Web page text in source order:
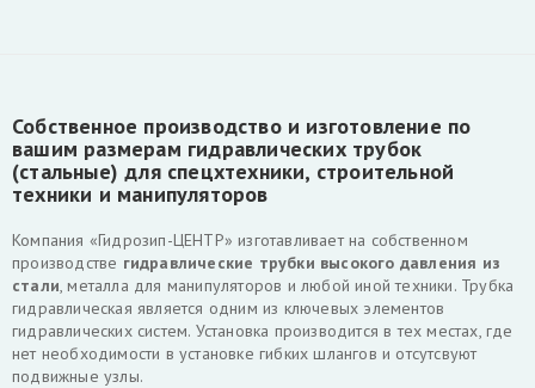
Собственное производство и изготовление по
вашим размерам гидравлических трубок
(стальные) для спецхтехники, строительной
техники и манипуляторов
Компания «Гидрозип-ЦЕНТР» изготавливает на собственном
производстве гидравлические трубки высокого давления из
стали, металла для манипуляторов и любой иной техники. Трубка
гидравлическая является одним из ключевых элементов
гидравлических систем. Установка производится в тех местах, где
нет необходимости в установке гибких шлангов и отсутсвуют
подвижные узлы.